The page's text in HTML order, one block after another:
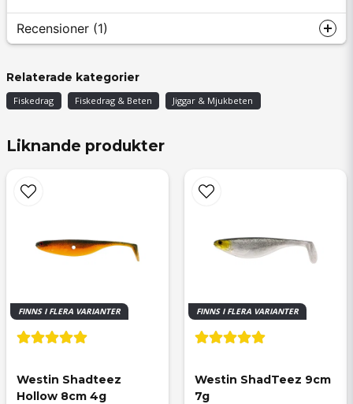
Recensioner (1)
Anton
Relaterade kategorier
Fiskedrag Fiskedrag & Beten Jiggar & Mjukbeten
Liknande produkter
FINNS I FLERA VARIANTER
Westin Shadteez
Hollow 8cm 4g
FINNS I FLERA VARIANTER
Westin ShadTeez 9cm
7g